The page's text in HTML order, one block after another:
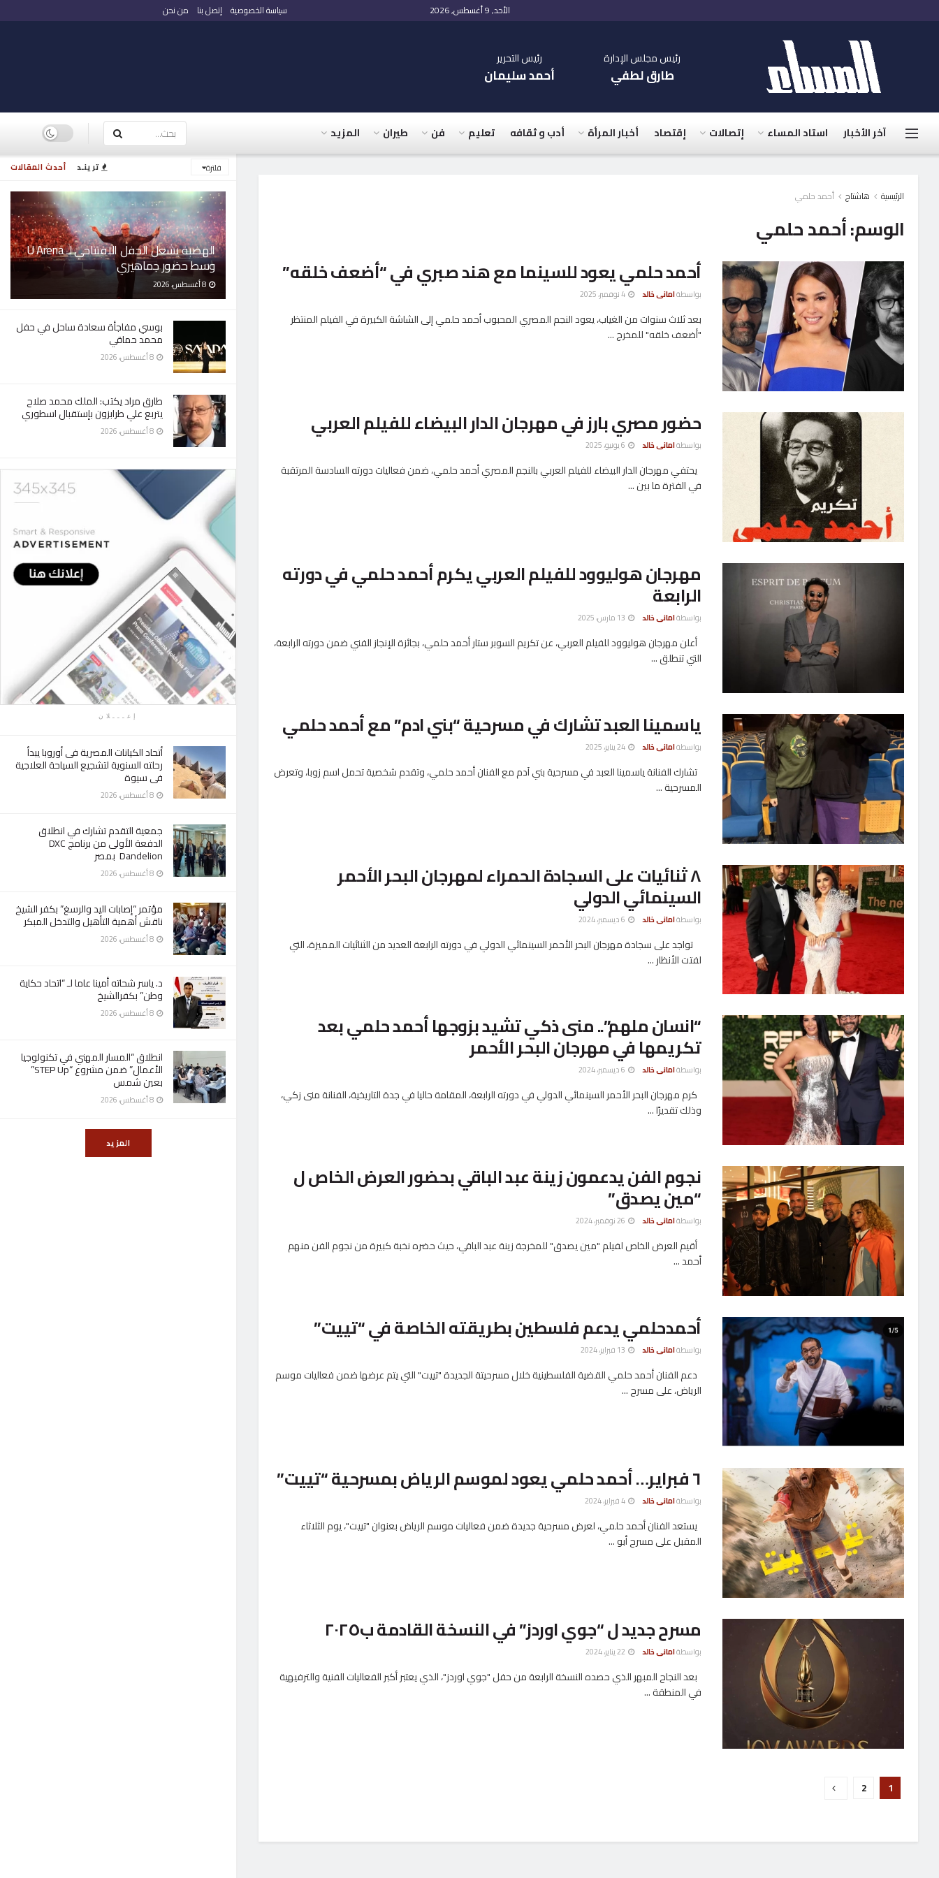
أحدث المقالات ترينـد فلترة
الهضبة يشعل الحفل الافتتاحي لـ U Arena
وسط حضور جماهيري
بوسي مفاجأة سعادة ساحل في حفل
محمد حماقي
طارق مراد يكتب: الملك محمد صلاح
يتربع علي طرابزون بإستقبال اسطوري
إعـــلان
أتحاد الكيانات المصرية فى أوروبا يبدأ
رحلته السنوية لتشجيع السياحة العلاجية
فى سيوة
جمعية التقدم تشارك في انطلاق
الدفعة الأولى من برنامج DXC
Dandelion بمصر
مؤتمر “إصابات اليد والرسغ” بكفر الشيخ
ناقش أهمية التأهيل والتدخل المبكر
د. ياسر شحاته أمينا عاما لـ “اتحاد حكاية
وطن” بكفرالشيخ
انطلاق “المسار المهني في تكنولوجيا
الأعمال” ضمن مشروع “STEP Up”
بعين شمس
المزيد
الأحد, 9 أغسطس, 2026 سياسة الخصوصية إتصل بنا من نحن
رئيس مجلس الإدارة
طارق لطفي
رئيس التحرير
أحمد سليمان
آخر الأخبار استاد المساء إتصالات إقتصاد أخبار المرأة أدب و ثقافه تعليم فن طيران المزيد
الرئيسية هاشتاج أحمد حلمي
الوسم:أحمد حلمي
أحمد حلمي يعود للسينما مع هند صبري في “أضعف خلقه”
بواسطةامانى خالد
بعد ثلاث سنوات من الغياب، يعود النجم المصري المحبوب أحمد حلمي إلى الشاشة الكبيرة في الفيلم المنتظر
"أضعف خلقه" للمخرج ...
حضور مصري بارز في مهرجان الدار البيضاء للفيلم العربي
بواسطةامانى خالد
يحتفي مهرجان الدار البيضاء للفيلم العربي بالنجم المصري أحمد حلمي، ضمن فعاليات دورته السادسة المرتقبة
في الفترة ما بين ...
مهرجان هوليوود للفيلم العربي يكرم أحمد حلمي في دورته
الرابعة
بواسطةامانى خالد
أعلن مهرجان هوليوود للفيلم العربي، عن تكريم السوبر ستار أحمد حلمي، بجائزة الإنجاز الفني ضمن دورته الرابعة،
التي تنطلق ...
ياسمينا العبد تشارك في مسرحية “بني ادم” مع أحمد حلمي
بواسطةامانى خالد
تشارك الفنانة ياسمينا العبد في مسرحية بني آدم مع الفنان أحمد حلمي، وتقدم شخصية تحمل اسم زوبا، وتعرض
المسرحية ...
٨ ثنائيات على السجادة الحمراء لمهرجان البحر الأحمر
السينمائي الدولي
بواسطةامانى خالد
تواجد على سجادة مهرجان البحر الأحمر السينمائي الدولي في دورته الرابعة العديد من الثنائيات المميزة، التي
لفتت الأنظار ...
“انسان ملهم”.. منى ذكي تشيد بزوجها أحمد حلمي بعد
تكريمها في مهرجان البحر الأحمر
بواسطةامانى خالد
كرم مهرجان البحر الأحمر السينمائي الدولي في دورته الرابعة، المقامة حاليا في جدة التاريخية، الفنانة منى زكي،
وذلك تقديرًا ...
نجوم الفن يدعمون زينة عبد الباقي بحضور العرض الخاص ل
“مين يصدق”
بواسطةامانى خالد
أقيم العرض الخاص لفيلم "مين يصدق" للمخرجة زينة عبد الباقي، حيث حضره نخبة كبيرة من نجوم الفن منهم
أحمد ...
بواسطةامانى خالد
دعم الفنان أحمد حلمي القضية الفلسطينية خلال مسرحيتة الجديدة "تييت" التي يتم عرضها ضمن فعاليات موسم
الرياض، على مسرح ...
٦ فبراير… أحمد حلمي يعود لموسم الرياض بمسرحية “تييت”
بواسطةامانى خالد
يستعد الفنان أحمد حلمي، لعرض مسرحية جديدة ضمن فعاليات موسم الرياض بعنوان "تييت"، يوم الثلاثاء
المقبل على مسرح أبو ...
مسرح جديد ل “جوي اوردز” في النسخة القادمة ب٢٠٢٥
بواسطةامانى خالد
بعد النجاح المبهر الذي حصده النسخة الرابعة من حفل "جوي اوردز"، الذي يعتبر أكبر الفعاليات الفنية والترفيهية
في المنطقة ...
1
2